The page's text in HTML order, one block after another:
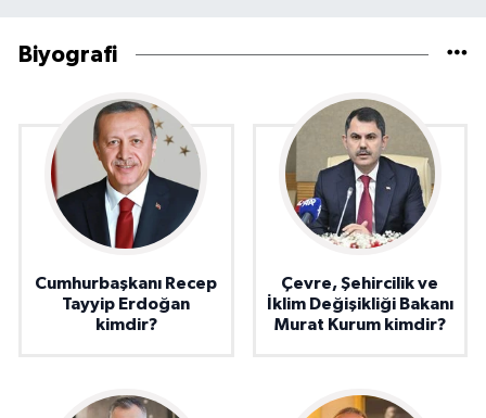
Biyografi
Cumhurbaşkanı Recep
Tayyip Erdoğan
kimdir?
Çevre, Şehircilik ve
İklim Değişikliği Bakanı
Murat Kurum kimdir?